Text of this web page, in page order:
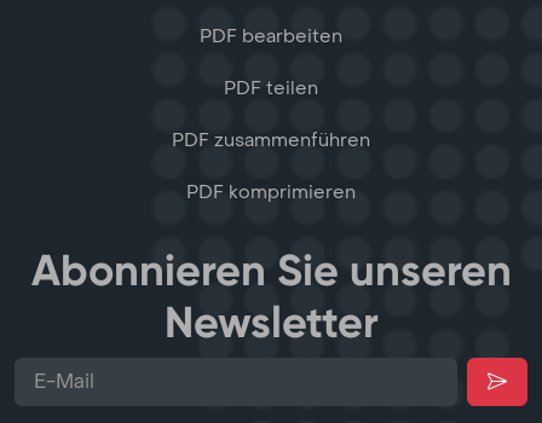
PDF bearbeiten
PDF teilen
PDF zusammenführen
PDF komprimieren
Abonnieren Sie unseren
Newsletter